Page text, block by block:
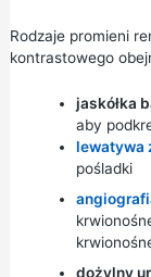
Rodzaje promieni
kontrastowego
jaskółka
aby
lewatywa
pośladki
dożylny